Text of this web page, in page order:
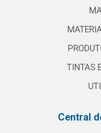
TINTAS
Central